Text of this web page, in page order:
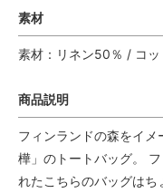
素材
素材：リネン50％ / コ
商品説明
フィンランドの森をイ
樺」のトートバッグ。
れたこちらのバッグはち